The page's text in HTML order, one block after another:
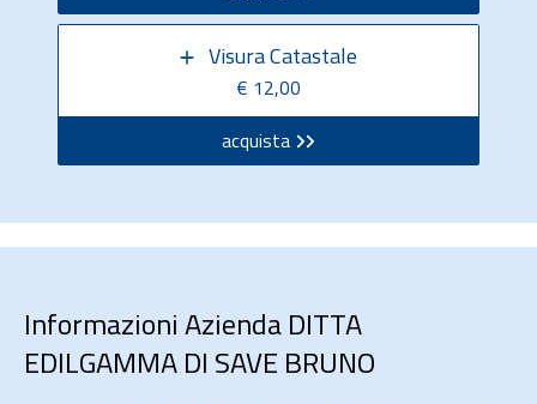
Visura Catastale
€ 12,00
acquista
Informazioni Azienda DITTA
EDILGAMMA DI SAVE BRUNO